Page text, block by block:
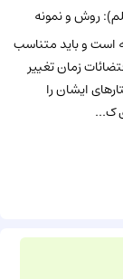
روش و نمونه
است و باید متناسب
زمان تغییر
ایشان را
ک...